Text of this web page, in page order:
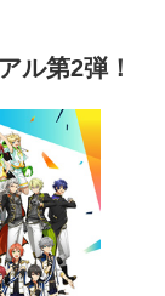
ル第2弾！